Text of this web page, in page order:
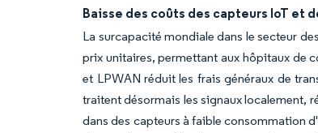
Baisse des coûts des capteurs IoT et
La surcapacité mondiale dans le secteur
prix unitaires, permettant aux hôpitaux de
et LPWAN réduit les frais généraux de
traitent désormais les signaux localement,
dans des capteurs à faible consommation